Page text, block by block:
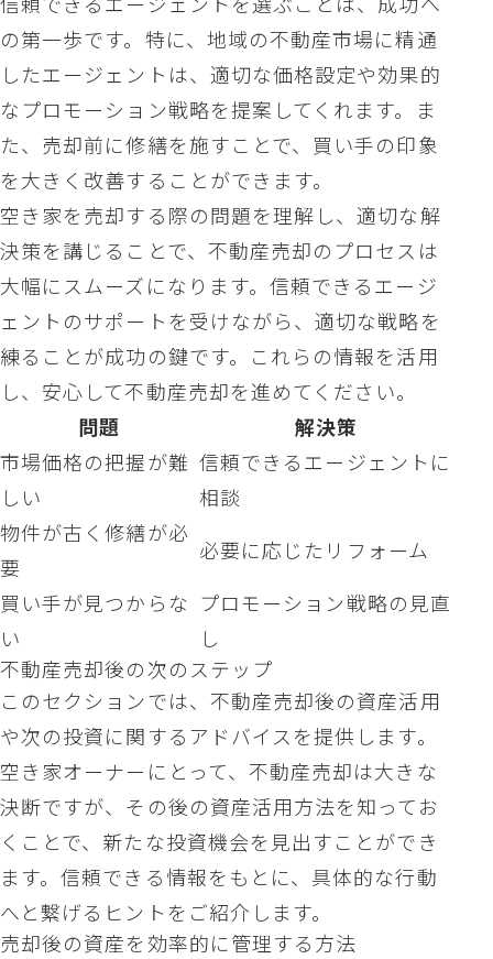
の第一歩です。特に、地域の不動産市場に精通
したエージェントは、適切な価格設定や効果的
なプロモーション戦略を提案してくれます。ま
た、売却前に修繕を施すことで、買い手の印象
を大きく改善することができます。
空き家を売却する際の問題を理解し、適切な解
決策を講じることで、不動産売却のプロセスは
大幅にスムーズになります。信頼できるエージ
ェントのサポートを受けながら、適切な戦略を
練ることが成功の鍵です。これらの情報を活用
し、安心して不動産売却を進めてください。
問題
解決策
市場価格の把握が難
しい
信頼できるエージェントに
相談
物件が古く修繕が必
要
必要に応じたリフォーム
買い手が見つからな
い
プロモーション戦略の見直
し
不動産売却後の次のステップ
このセクションでは、不動産売却後の資産活用
や次の投資に関するアドバイスを提供します。
空き家オーナーにとって、不動産売却は大きな
決断ですが、その後の資産活用方法を知ってお
くことで、新たな投資機会を見出すことができ
ます。信頼できる情報をもとに、具体的な行動
へと繋げるヒントをご紹介します。
売却後の資産を効率的に管理する方法